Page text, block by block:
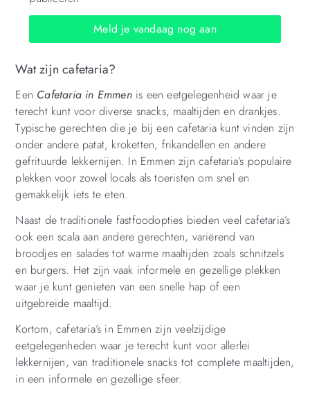
Wat zijn cafetaria?
Een Cafetaria in Emmenis een eetgelegenheid waar je
terecht kunt voor diverse snacks, maaltijden en drankjes.
Typische gerechten die je bij een cafetaria kunt vinden zijn
onder andere patat, kroketten, frikandellen en andere
gefrituurde lekkernijen. In Emmen zijn cafetaria’s populaire
plekken voor zowel locals als toeristen om snel en
gemakkelijk iets te eten.
Naast de traditionele fastfoodopties bieden veel cafetaria’s
ook een scala aan andere gerechten, variërend van
broodjes en salades tot warme maaltijden zoals schnitzels
en burgers. Het zijn vaak informele en gezellige plekken
waar je kunt genieten van een snelle hap of een
uitgebreide maaltijd.
Kortom, cafetaria’s in Emmen zijn veelzijdige
eetgelegenheden waar je terecht kunt voor allerlei
lekkernijen, van traditionele snacks tot complete maaltijden,
in een informele en gezellige sfeer.
Meld je vandaag nog aan